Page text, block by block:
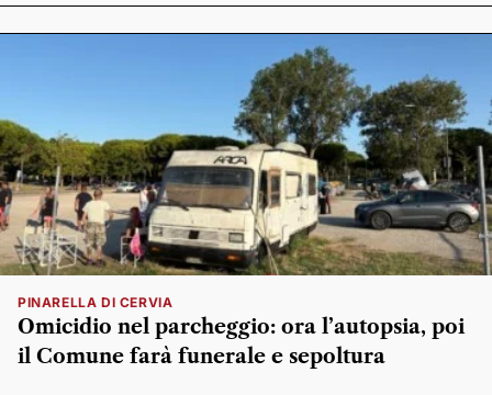
PINARELLA DI CERVIA
Omicidio nel parcheggio: ora l’autopsia, poi
il Comune farà funerale e sepoltura